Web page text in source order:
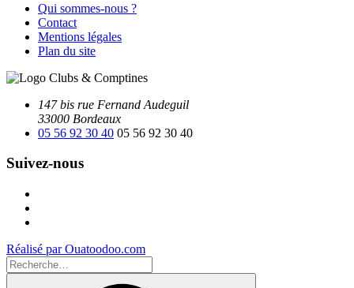
Qui sommes-nous ?
Contact
Mentions légales
Plan du site
147 bis rue Fernand Audeguil
33000 Bordeaux
05 56 92 30 40 05 56 92 30 40
Suivez-nous
Réalisé par Ouatoodoo.com
Recherche
pour